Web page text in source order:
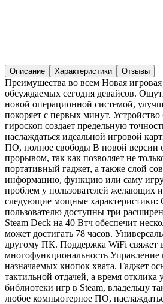
Описание Характеристики Отзывы
Преимущества во всем Новая
обсуждаемых сегодня девайсов.
новой операционной системой,
покоряет с первых минут.
гироскоп создает предельную
наслаждаться идеальной игровой
ПО, полное свободы В новой версии
прорывом, так как позволяет не
портативный гаджет, а также слой
информацию, функцию или саму игру.
проблем у пользователей желающих
следующие мощные характеристики:
пользователю доступны три
Steam Deck на 40 Втч обеспечит
может достигать 78 часов.
другому ПК. Поддержка WiFi свяжет
многофункциональность
назначаемых кнопок хвата. Гаджет
тактильной отдачей, а время
библиотеки игр в Steam, владельцу
любое компьютерное ПО,